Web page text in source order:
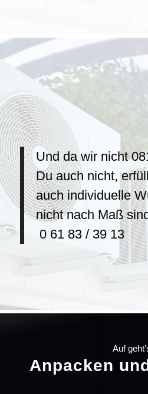
Und da wir nicht
Du auch nicht,
auch individuelle
nicht nach Maß
0 61 83 / 39 13
Auf
Anpacken